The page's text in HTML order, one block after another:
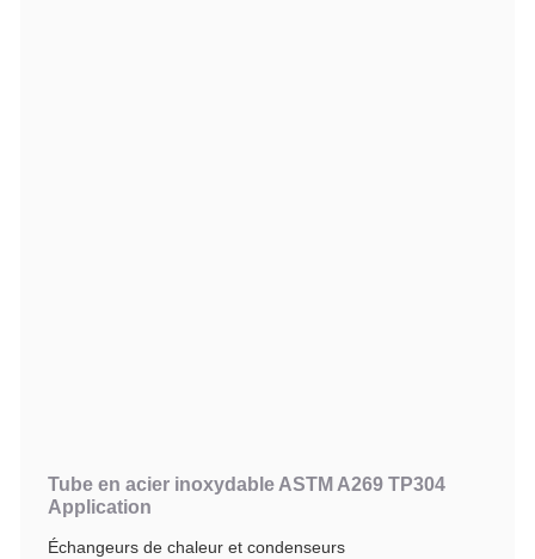
Tube en acier inoxydable ASTM A269 TP304
Application
Échangeurs de chaleur et condenseurs